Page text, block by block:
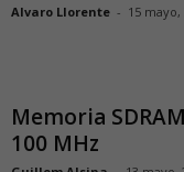
Alvaro Llorente - 15 mayo,
Memoria
100 MHz